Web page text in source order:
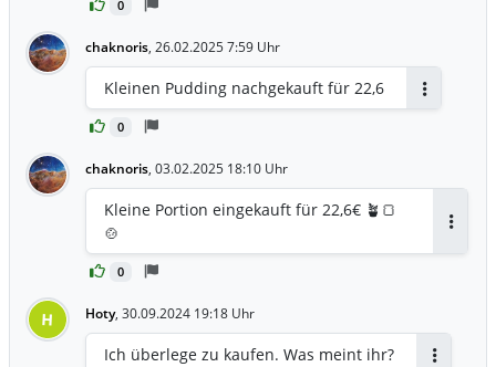
0
chaknoris, 26.02.2025 7:59 Uhr
0
Kleinen Pudding nachgekauft für 22,6
chaknoris, 03.02.2025 18:10 Uhr
0
Kleine Portion eingekauft für 22,6€ 🪴🍞
🍲
H Hoty, 30.09.2024 19:18 Uhr
Ich überlege zu kaufen. Was meint ihr?